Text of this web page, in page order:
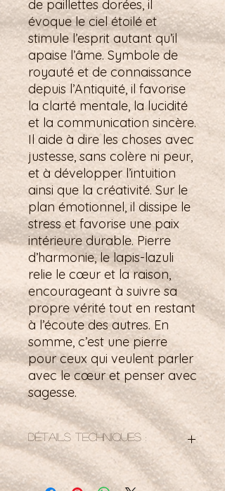
de paillettes dorées, il
évoque le ciel étoilé et
stimule l’esprit autant qu’il
apaise l’âme. Symbole de
royauté et de connaissance
depuis l’Antiquité, il favorise
la clarté mentale, la lucidité
et la communication sincère.
Il aide à dire les choses avec
justesse, sans colère ni peur,
et à développer l’intuition
ainsi que la créativité. Sur le
plan émotionnel, il dissipe le
stress et favorise une paix
intérieure durable. Pierre
d’harmonie, le lapis-lazuli
relie le cœur et la raison,
encourageant à suivre sa
propre vérité tout en restant
à l’écoute des autres. En
somme, c’est une pierre
pour ceux qui veulent parler
avec le cœur et penser avec
sagesse.
Détails techniques :
taille du bijou ( bélière comprise )
49mm x11 mm